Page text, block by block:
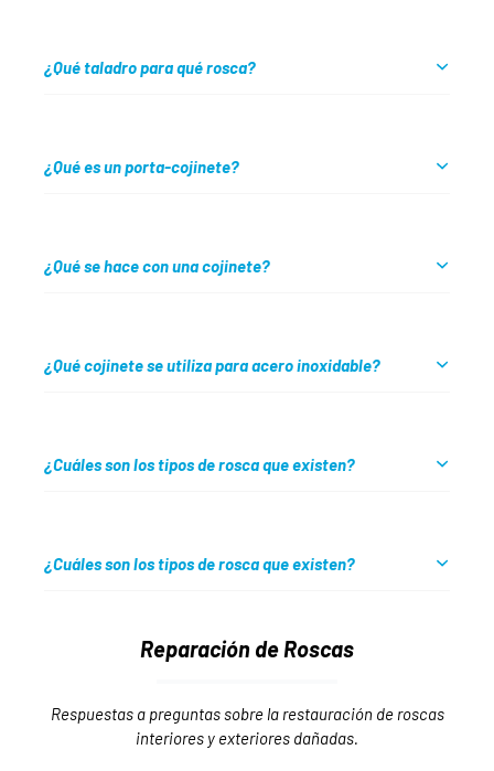
¿Qué taladro para qué rosca?
¿Qué es un porta-cojinete?
¿Qué se hace con una cojinete?
¿Qué cojinete se utiliza para acero inoxidable?
¿Cuáles son los tipos de rosca que existen?
¿Cuáles son los tipos de rosca que existen?
Reparación de Roscas
Respuestas a preguntas sobre la restauración de roscas
interiores y exteriores dañadas.